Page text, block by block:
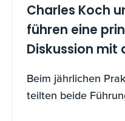
Charles Koch
führen eine
Diskussion mit
Beim jährlichen
teilten beide